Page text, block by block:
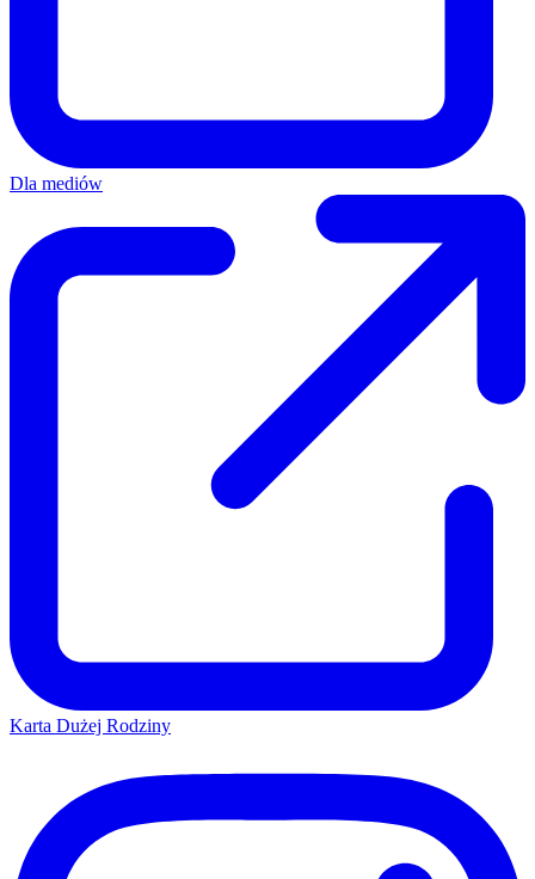
Dla mediów
Karta Dużej Rodziny